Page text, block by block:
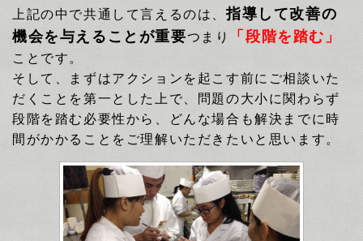
上記の中で共通して言えるのは、指導して改善の
機会を与えることが重要つまり 「段階を踏む」
ことです。
そして、まずはアクションを起こす前にご相談いた
だくことを第一とした上で、問題の大小に関わらず
段階を踏む必要性から、
どんな場合も解決までに時
間がかかることをご理解いただきたいと思います。